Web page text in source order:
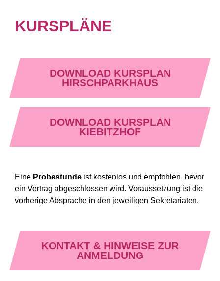
KURSPLÄNE
DOWNLOAD KURSPLAN
HIRSCHPARKHAUS
DOWNLOAD KURSPLAN
KIEBITZHOF
Eine Probestunde ist kostenlos und empfohlen, bevor
ein Vertrag abgeschlossen wird. Voraussetzung ist die
vorherige Absprache in den jeweiligen Sekretariaten.
KONTAKT & HINWEISE ZUR
ANMELDUNG